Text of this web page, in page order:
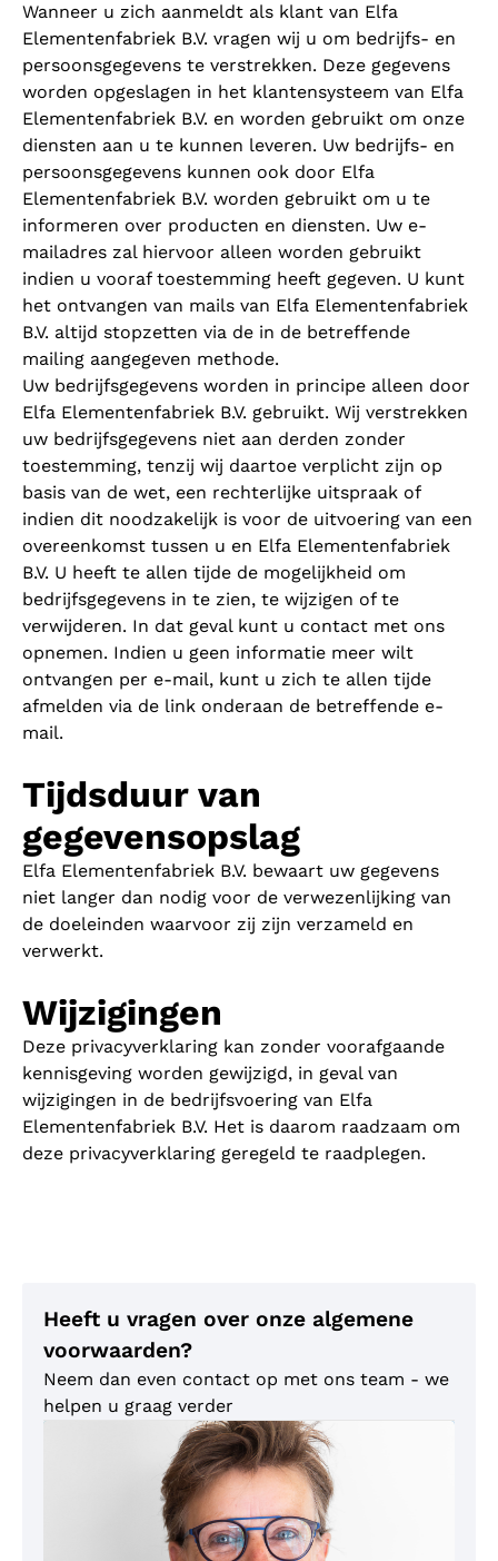
Heeft u vragen over onze algemene
voorwaarden?
Neem dan even contact op met ons team - we
helpen u graag verder
Wanneer u zich aanmeldt als klant van Elfa
Elementenfabriek B.V. vragen wij u om bedrijfs- en
persoonsgegevens te verstrekken. Deze gegevens
worden opgeslagen in het klantensysteem van Elfa
Elementenfabriek B.V. en worden gebruikt om onze
diensten aan u te kunnen leveren. Uw bedrijfs- en
persoonsgegevens kunnen ook door Elfa
Elementenfabriek B.V. worden gebruikt om u te
informeren over producten en diensten. Uw e-
mailadres zal hiervoor alleen worden gebruikt
indien u vooraf toestemming heeft gegeven. U kunt
het ontvangen van mails van Elfa Elementenfabriek
B.V. altijd stopzetten via de in de betreffende
mailing aangegeven methode.
Uw bedrijfsgegevens worden in principe alleen door
Elfa Elementenfabriek B.V. gebruikt. Wij verstrekken
uw bedrijfsgegevens niet aan derden zonder
toestemming, tenzij wij daartoe verplicht zijn op
basis van de wet, een rechterlijke uitspraak of
indien dit noodzakelijk is voor de uitvoering van een
overeenkomst tussen u en Elfa Elementenfabriek
B.V. U heeft te allen tijde de mogelijkheid om
bedrijfsgegevens in te zien, te wijzigen of te
verwijderen. In dat geval kunt u contact met ons
opnemen. Indien u geen informatie meer wilt
ontvangen per e-mail, kunt u zich te allen tijde
afmelden via de link onderaan de betreffende e-
mail.
Tijdsduur van
gegevensopslag
Elfa Elementenfabriek B.V. bewaart uw gegevens
niet langer dan nodig voor de verwezenlijking van
de doeleinden waarvoor zij zijn verzameld en
verwerkt.
Wijzigingen
Deze privacyverklaring kan zonder voorafgaande
kennisgeving worden gewijzigd, in geval van
wijzigingen in de bedrijfsvoering van Elfa
Elementenfabriek B.V. Het is daarom raadzaam om
deze privacyverklaring geregeld te raadplegen.